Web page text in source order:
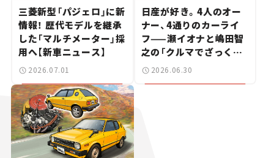
三菱新型「パジェロ」に新
情報！ 歴代モデルを継承
した「マルチメーター」採
用へ【新車ニュース】
2026.07.01
日産が好き。4人のオー
ナー、4通りのカーライ
フ——瀬イオナと嶋田智
之の「クルマでざっくば
らんばらん！」＃19
2026.06.30